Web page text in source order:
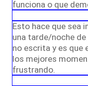
funciona o que
Esto hace que sea
una tarde/noche
no escrita y es que
los mejores
frustrando.